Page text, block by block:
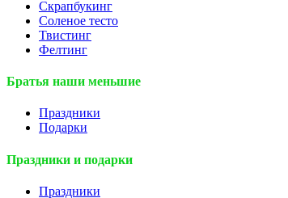
Скрапбукинг
Соленое тесто
Твистинг
Фелтинг
Братья наши меньшие
Праздники
Подарки
Праздники и подарки
Праздники